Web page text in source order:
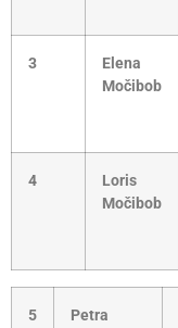
3
Elena
Močibob
4
Loris
Močibob
5
Petra